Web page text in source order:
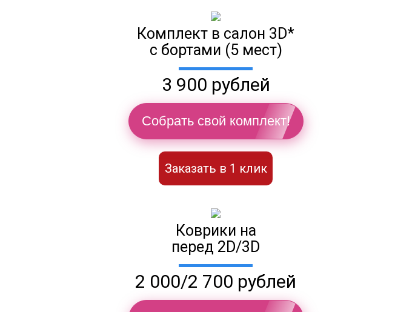
Комплект в салон 3D*
с бортами (5 мест)
3 900 рублей
Собрать свой комплект!
Заказать в 1 клик
Коврики на
перед 2D/3D
2 000/2 700 рублей